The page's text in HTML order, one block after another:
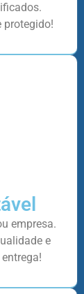
protegido!
empresa.
e